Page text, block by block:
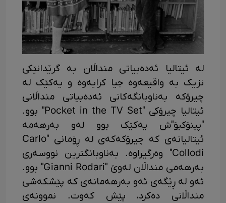
لە ئیتالیا ئەدەبیاتی منداڵان بە گرێدانێکی
نزیک بە واقیعەوە جیا کرایەوە و یەکێک لە
چیرۆکە بەناوبانگەکانی ئەدەبیاتی منداڵانی
ئیتالیا چیرۆکی "Pocket in the TV Set" بوو.
"پینۆکیۆ"ش یەکێک بوو لەو بەرهەمە
ئیتالیانەی کە چیرۆکەکەی لە ڕۆمانی "Carlo
Collodi" وەرگیراوە. بەناوبانگترین نووسەری
بەرهەمی منداڵان لەوێ "Gianni Rodari" بوو.
ئەو لە ڕێگەی ئەو بەرهەمانەی کە پێشکەشی
منداڵانی دەکرد، پێش کەوت. نموونەی